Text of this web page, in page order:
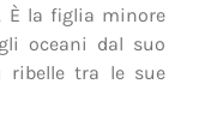
È la figlia minore
oceani dal suo
ribelle tra le sue